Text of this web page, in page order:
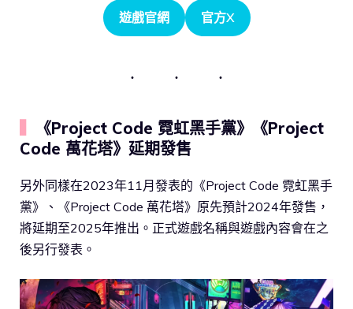
遊戲官網 官方X
《Project Code 霓虹黑手黨》《Project
Code 萬花塔》延期發售
另外同樣在2023年11月發表的《Project Code 霓虹黑手
黨》、《Project Code 萬花塔》原先預計2024年發售，
將延期至2025年推出。正式遊戲名稱與遊戲內容會在之
後另行發表。